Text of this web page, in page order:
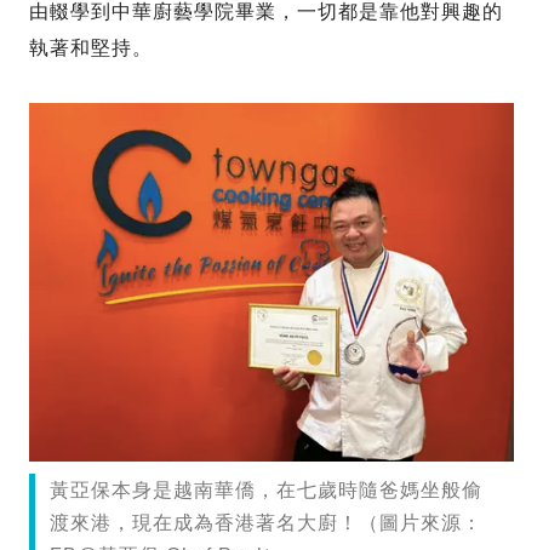
由輟學到中華廚藝學院畢業，一切都是靠他對興趣的
執著和堅持。
黃亞保本身是越南華僑，在七歲時隨爸媽坐般偷
渡來港，現在成為香港著名大廚！（圖片來源：